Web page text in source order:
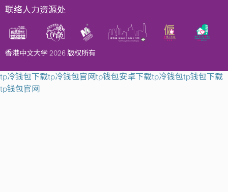
联络人力资源处
香港中文大学 2026 版权所有
tp冷钱包下载tp冷钱包官网tp钱包安卓下载tp冷钱包tp钱包下载
tp钱包官网